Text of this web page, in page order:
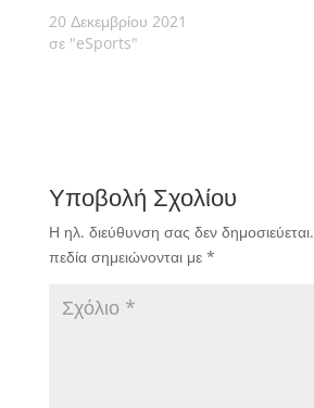
20 Δεκεμβρίου 2021
σε "eSports"
Υποβολή Σχολίου
Η ηλ. διεύθυνση σας δεν δημοσιεύεται.
πεδία σημειώνονται με *